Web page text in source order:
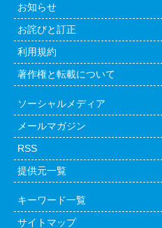
お知らせ
お詫びと訂正
利用規約
著作権と転載について
ソーシャルメディア
メールマガジン
RSS
提供元一覧
キーワード一覧
サイトマップ